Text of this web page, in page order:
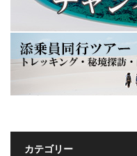
カテゴリー